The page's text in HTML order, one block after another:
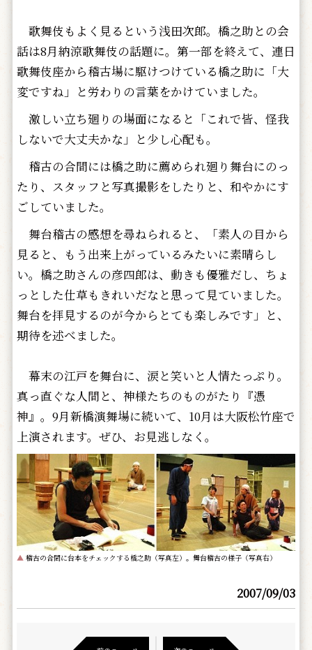
歌舞伎もよく見るという浅田次郎。橋之助との会
話は8月納涼歌舞伎の話題に。第一部を終えて、連日
歌舞伎座から稽古場に駆けつけている橋之助に「大
変ですね」と労わりの言葉をかけていました。
激しい立ち廻りの場面になると「これで皆、怪我
しないで大丈夫かな」と少し心配も。
稽古の合間には橋之助に薦められ廻り舞台にのっ
たり、スタッフと写真撮影をしたりと、和やかにす
ごしていました。
舞台稽古の感想を尋ねられると、「素人の目から
見ると、もう出来上がっているみたいに素晴らし
い。橋之助さんの彦四郎は、動きも優雅だし、ちょ
っとした仕草もきれいだなと思って見ていました。
舞台を拝見するのが今からとても楽しみです」と、
期待を述べました。
幕末の江戸を舞台に、涙と笑いと人情たっぷり。
真っ直ぐな人間と、神様たちのものがたり『憑
神』。9月新橋演舞場に続いて、10月は大阪松竹座で
上演されます。ぜひ、お見逃しなく。
▲ 稽古の合間に台本をチェックする橋之助（写真左）。舞台稽古の様子（写真右）
2007/09/03